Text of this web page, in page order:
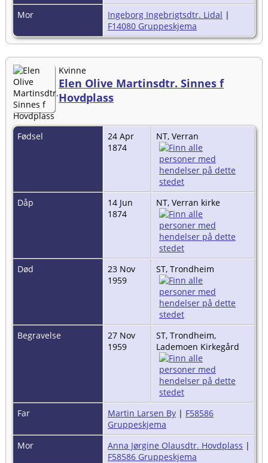
Mor
Ingeborg Ingebrigtsdtr. Lidal |
F14080 Gruppeskjema
Kvinne
Elen Olive Martinsdtr. Sinnes f
Hovdplass
Fødsel
24 Apr
1874
NT, Verran
Dåp
14 Jun
1874
NT, Verran kirke
Død
23 Nov
1959
ST, Trondheim
Begravelse
27 Nov
1959
ST, Trondheim,
Lademoen Kirkegård
Far Martin Larsen By | F58586
Gruppeskjema
Mor
Anna Jørgine Olausdtr. Hovdplass |
F58586 Gruppeskjema